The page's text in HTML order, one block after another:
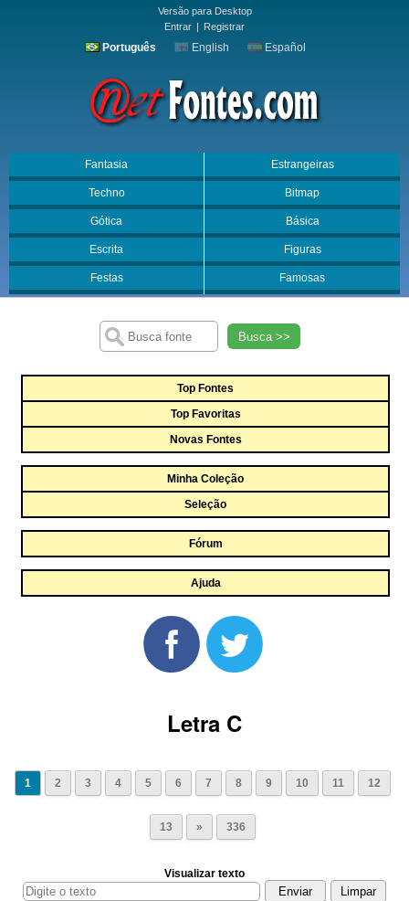
Versão para Desktop
Entrar | Registrar
Português English Español
Fantasia Estrangeiras
Techno Bitmap
Gótica Básica
Escrita Figuras
Festas Famosas
Busca >>
Top Fontes
Top Favoritas
Novas Fontes
Minha Coleção
Seleção
Fórum
Ajuda
Letra C
1 2 3 4 5 6 7 8 9 10 11 12
13 » 336
Visualizar texto